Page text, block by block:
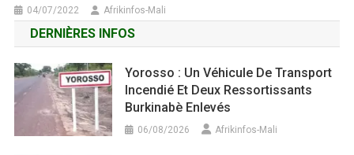
04/07/2022 Afrikinfos-Mali
DERNIÈRES INFOS
Yorosso : Un Véhicule De Transport
Incendié Et Deux Ressortissants
Burkinabè Enlevés
06/08/2026 Afrikinfos-Mali